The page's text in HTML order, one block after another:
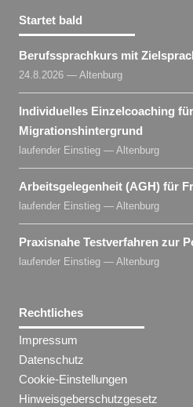
Startet bald
Berufssprachkurs mit
24.8.2026 — Altenburg
Individuelles Einzelcoaching
Migrationshintergrund
laufender Einstieg — Altenburg
Arbeitsgelegenheit (AGH) für
laufender Einstieg — Altenburg
Praxisnahe Testverfahren zur
laufender Einstieg — Altenburg
Rechtliches
Impressum
Datenschutz
Cookie-Einstellungen
Hinweisgeberschutzgesetz